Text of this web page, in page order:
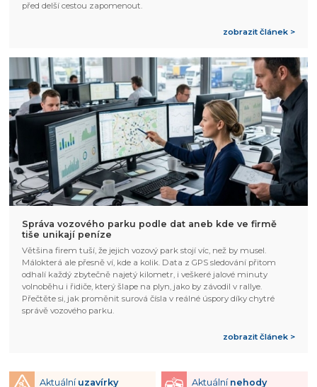
před delší cestou zapomenout.
zobrazit článek >
Správa vozového parku podle dat aneb kde ve firmě
tiše unikají peníze
Většina firem tuší, že jejich vozový park stojí víc, než by musel.
Málokterá ale přesně ví, kde a kolik. Data z GPS sledování přitom
odhalí každý zbytečně najetý kilometr, i veškeré jalové minuty
volnoběhu i řidiče, který šlape na plyn, jako by závodil v rallye.
Přečtěte si, jak proměnit surová čísla v reálné úspory díky chytré
správě vozového parku.
zobrazit článek >
Aktuální uzavírky Aktuální nehody